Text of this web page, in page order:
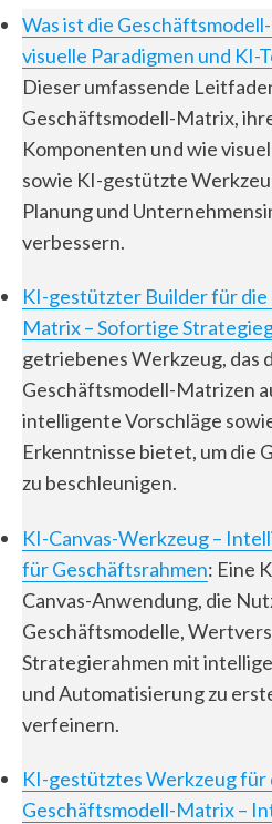
Was ist die
visuelle Paradigmen und KI-
Dieser umfassende
Geschäftsmodell-Matrix,
Komponenten und wie
sowie KI-gestützte
Planung und
verbessern.
KI-gestützter Builder für die
Matrix – Sofortige
getriebenes Werkzeug, das
Geschäftsmodell-Matrizen
intelligente Vorschläge
Erkenntnisse bietet, um die
zu beschleunigen.
KI-Canvas-Werkzeug –
für Geschäftsrahmen: Eine
Canvas-Anwendung, die
Geschäftsmodelle,
Strategierahmen mit
und Automatisierung zu
verfeinern.
KI-gestütztes Werkzeug für
Geschäftsmodell-Matrix –